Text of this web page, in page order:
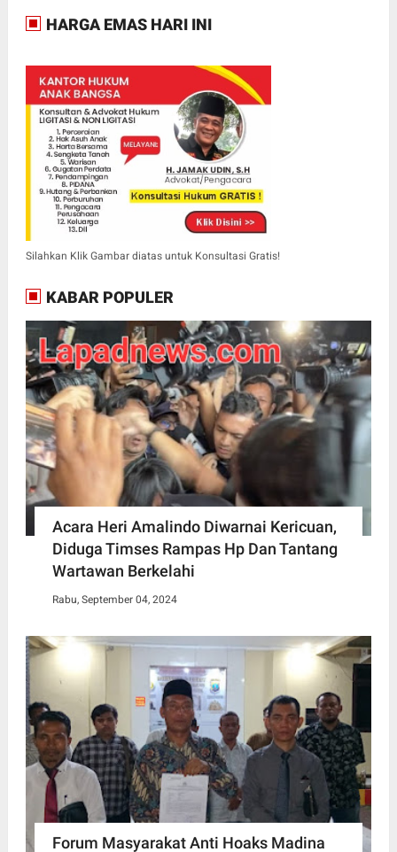
HARGA EMAS HARI INI
Silahkan Klik Gambar diatas untuk Konsultasi Gratis!
KABAR POPULER
Acara Heri Amalindo Diwarnai Kericuan,
Diduga Timses Rampas Hp Dan Tantang
Wartawan Berkelahi
Rabu, September 04, 2024
Forum Masyarakat Anti Hoaks Madina